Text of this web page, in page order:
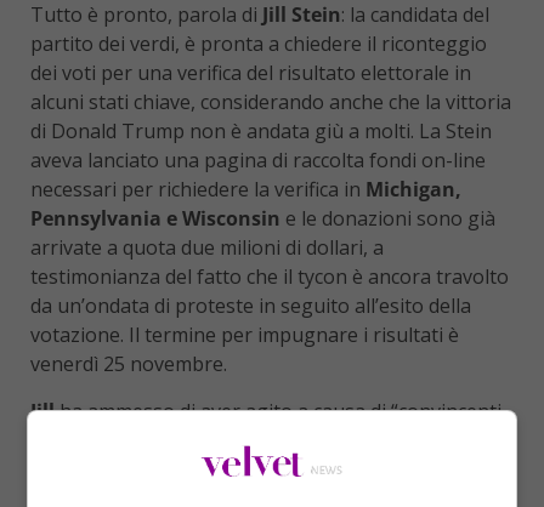
Tutto è pronto, parola di Jill Stein: la candidata del
partito dei verdi, è pronta a chiedere il riconteggio
dei voti per una verifica del risultato elettorale in
alcuni stati chiave, considerando anche che la vittoria
di Donald Trump non è andata giù a molti. La Stein
aveva lanciato una pagina di raccolta fondi on-line
necessari per richiedere la verifica in Michigan,
Pennsylvania e Wisconsin e le donazioni sono già
arrivate a quota due milioni di dollari, a
testimonianza del fatto che il tycon è ancora travolto
da un’ondata di proteste in seguito all’esito della
votazione. Il termine per impugnare i risultati è
venerdì 25 novembre.
Jillha ammesso di aver agito a causa di “convincenti
prove circa anomalie di voto” e che l’analisi dei dati
aveva indicato “differenze significative nel voto